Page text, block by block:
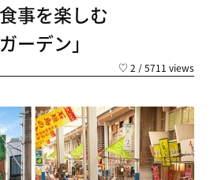
事を楽しむ
ーデン」
♡ 2 / 5711 views